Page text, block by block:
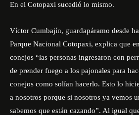
En el Cotopaxi sucedió lo mismo.
Víctor Cumbajín, guardapáramo desde
Parque Nacional Cotopaxi, explica que
conejos “las personas ingresaron con
de prender fuego a los pajonales para
conejos como solían hacerlo. Esto lo
a nosotros porque si nosotros ya vemos
sabemos que están cazando”. Al igual